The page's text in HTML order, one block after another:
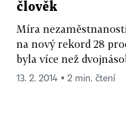
člověk
Míra
na nový rekord 28
byla více než
13. 2. 2014 ▪ 2 min. čtení